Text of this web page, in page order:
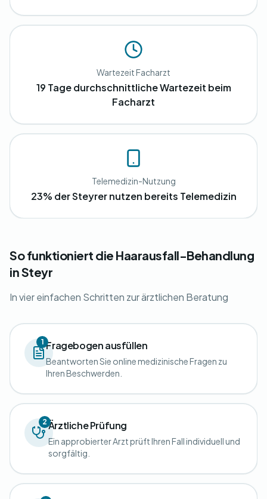
Wartezeit Facharzt
19 Tage durchschnittliche Wartezeit beim
Facharzt
Telemedizin-Nutzung
23% der Steyrer nutzen bereits Telemedizin
So funktioniert die Haarausfall-Behandlung
in Steyr
In vier einfachen Schritten zur ärztlichen Beratung
1 Fragebogen ausfüllen
Beantworten Sie online medizinische Fragen zu
Ihren Beschwerden.
2Ärztliche Prüfung
Ein approbierter Arzt prüft Ihren Fall individuell und
sorgfältig.